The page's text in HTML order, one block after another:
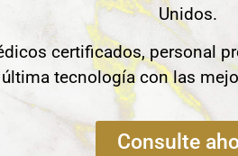
Unidos.
certificados, personal
última tecnología con las
Consulte